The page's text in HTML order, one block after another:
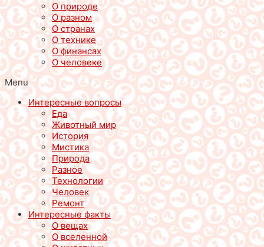
О природе
О разном
О странах
О технике
О финансах
О человеке
Menu
Интересные вопросы
Еда
Животный мир
История
Мистика
Природа
Разное
Технологии
Человек
Ремонт
Интересные факты
О вещах
О вселенной